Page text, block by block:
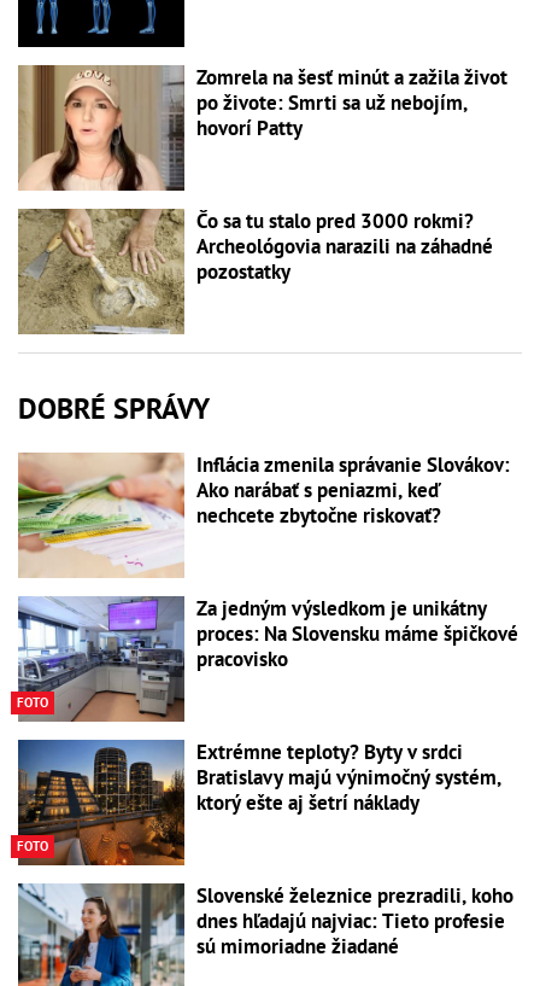
Zomrela na šesť minút a zažila život
po živote: Smrti sa už nebojím,
hovorí Patty
Čo sa tu stalo pred 3000 rokmi?
Archeológovia narazili na záhadné
pozostatky
DOBRÉ SPRÁVY
Inflácia zmenila správanie Slovákov:
Ako narábať s peniazmi, keď
nechcete zbytočne riskovať?
FOTO
Za jedným výsledkom je unikátny
proces: Na Slovensku máme špičkové
pracovisko
FOTO
Extrémne teploty? Byty v srdci
Bratislavy majú výnimočný systém,
ktorý ešte aj šetrí náklady
Slovenské železnice prezradili, koho
dnes hľadajú najviac: Tieto profesie
sú mimoriadne žiadané